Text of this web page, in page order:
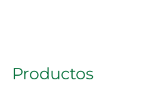
Productos